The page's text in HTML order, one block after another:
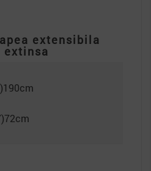
extensibila
extinsa